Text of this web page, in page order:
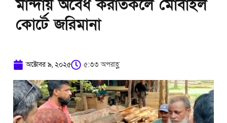
মান্দায় অবৈধ করাতকলে মোবাইল
কোর্টে জরিমানা
অক্টোবর ৯, ২০২৫ ৫:৩৩ অপরাহ্ণ